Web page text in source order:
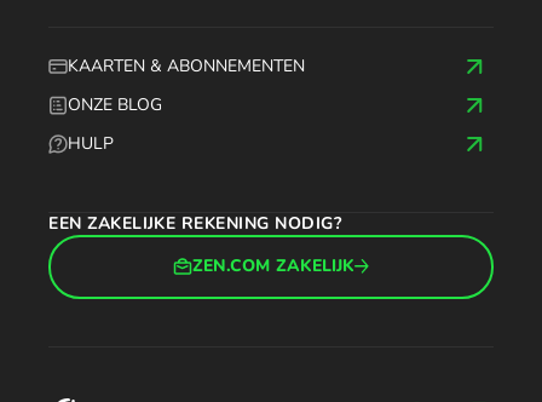
KAARTEN & ABONNEMENTEN
ONZE BLOG
HULP
EEN ZAKELIJKE REKENING NODIG?
ZEN.COM ZAKELIJK